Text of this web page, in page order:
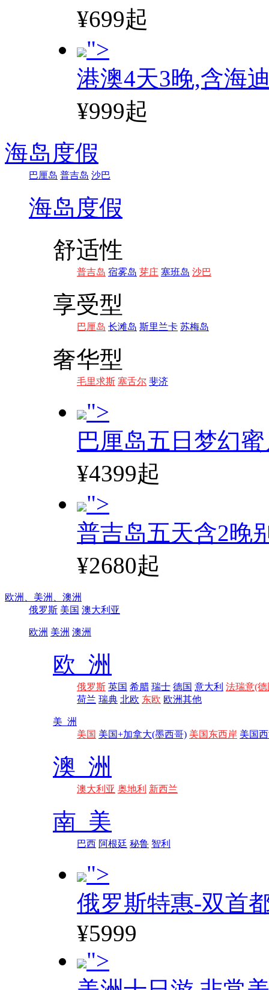
¥699起
">
港澳4天3晚,含海
¥999起
海岛度假
巴厘岛 普吉岛 沙巴
海岛度假
舒适性
普吉岛 宿雾岛 芽庄 塞班岛 沙巴
享受型
巴厘岛 长滩岛 斯里兰卡 苏梅岛
奢华型
毛里求斯 塞舌尔 斐济
">
巴厘岛五日梦幻
¥4399起
">
普吉岛五天含2晚
¥2680起
欧洲、 美洲、 澳洲
俄罗斯 美国 澳大利亚
欧洲 美洲 澳洲
欧 洲
俄罗斯 英国 希腊 瑞士 德国 意大利 法瑞意(德
荷兰 瑞典 北欧 东欧 欧洲其他
美 洲
美国 美国+加拿大(墨西哥) 美国东西岸 美国
澳 洲
澳大利亚 奥地利 新西兰
南 美
巴西 阿根廷 秘鲁 智利
">
俄罗斯特惠-双首
¥5999
">